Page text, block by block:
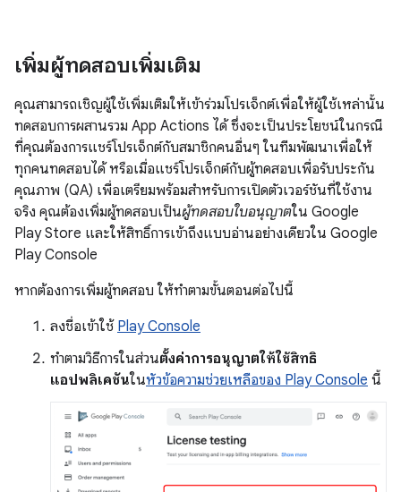
เพิ่มผู้ทดสอบเพิ่มเติม
คุณสามารถเชิญผู้ใช้เพิ่มเติมให้เข้าร่วมโปรเจ็กต์เพื่อให้ผู้ใช้เหล่านั้น
ทดสอบการผสานรวม App Actions ได้ ซึ่งจะเป็นประโยชน์ในกรณี
ที่คุณต้องการแชร์โปรเจ็กต์กับสมาชิกคนอื่นๆ ในทีมพัฒนาเพื่อให้
ทุกคนทดสอบได้ หรือเมื่อแชร์โปรเจ็กต์กับผู้ทดสอบเพื่อรับประกัน
คุณภาพ (QA) เพื่อเตรียมพร้อมสำหรับการเปิดตัวเวอร์ชันที่ใช้งาน
จริง คุณต้องเพิ่มผู้ทดสอบเป็นผู้ทดสอบใบอนุญาตใน Google
Play Store และให้สิทธิ์การเข้าถึงแบบอ่านอย่างเดียวใน Google
Play Console
หากต้องการเพิ่มผู้ทดสอบ ให้ทำตามขั้นตอนต่อไปนี้
ลงชื่อเข้าใช้ Play Console
ทำตามวิธีการในส่วนตั้งค่าการอนุญาตให้ใช้สิทธิ
แอปพลิเคชันในหัวข้อความช่วยเหลือของ Play Console นี้